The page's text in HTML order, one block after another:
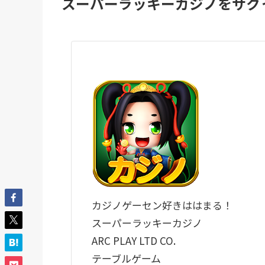
カジノゲーセン好きははまる！
スーパーラッキーカジノ
ARC PLAY LTD CO.
テーブルゲーム